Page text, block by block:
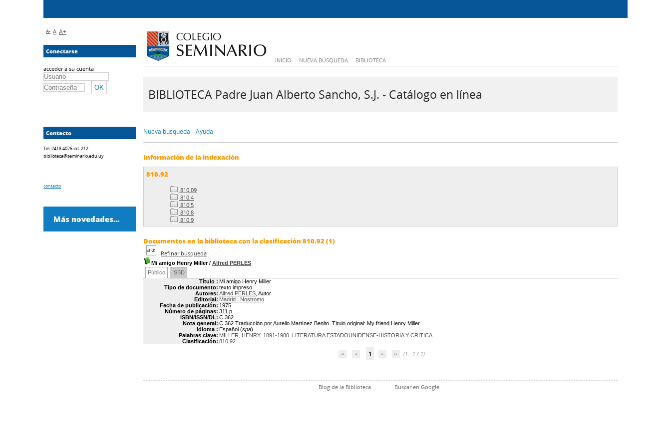
INICIO NUEVA BÚSQUEDA BIBLIOTECA
BIBLIOTECA Padre Juan Alberto Sancho, S.J. - Catálogo en línea
Nueva búsqueda Ayuda
Información de la indexación
810.92
810.09
810.4
810.5
810.8
810.9
Documentos en la biblioteca con la clasificación 810.92 (1)
Refinar búsqueda
Mi amigo Henry Miller/ Alfred PERLES
Público
ISBD
Título : Mi amigo Henry Miller
Tipo de documento: texto impreso
Autores: Alfred PERLES , Autor
Editorial: Madrid : Nostromo
Fecha de publicación: 1975
Número de páginas: 311 p
ISBN/ISSN/DL: C 362
Nota general: C 362 Traducción por Aurelio Martínez Benito. Título original: My friend Henry Miller
Idioma : Español (spa)
Palabras clave: MILLER, HENRY, 1891-1980 LITERATURA ESTADOUNIDENSE-HISTORIA Y CRITICA
Clasificación: 810.92
1 (1 - 1 / 1)
Blog de la Biblioteca Buscar en Google
A- A A+
Conectarse
acceder a su cuenta
Contacto
Tel. 2418 4075 int. 212
biblioteca@seminario.edu.uy
contacto
Más novedades...